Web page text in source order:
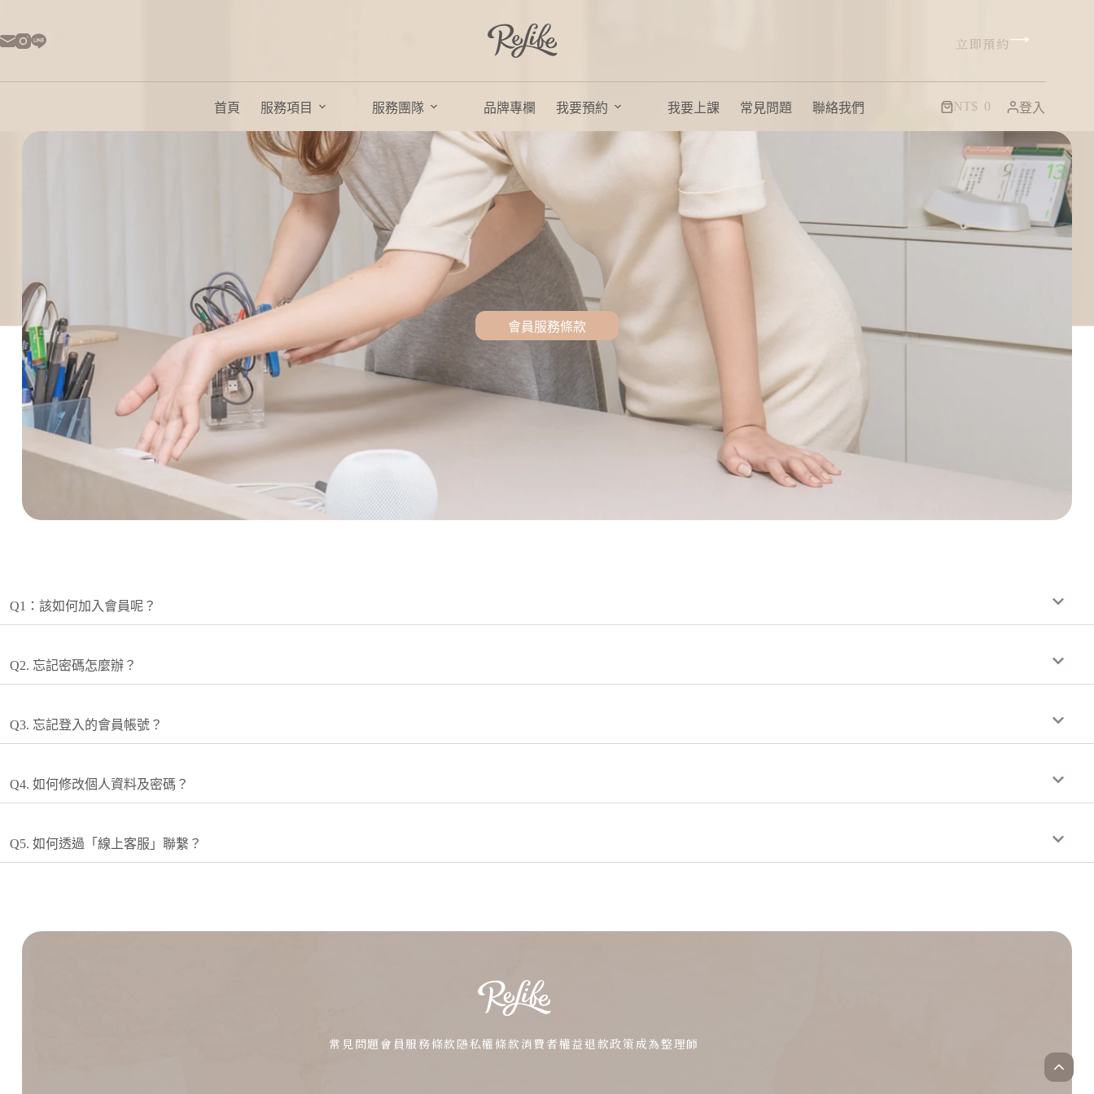
立即預約
首頁 服務項目 服務團隊 品牌專欄 我要預約 我要上課 常見問題 聯絡我們 NT$ 0 登入
會員服務條款
Q1：該如何加入會員呢？
Q2. 忘記密碼怎麼辦？
Q3. 忘記登入的會員帳號？
Q4. 如何修改個人資料及密碼？
Q5. 如何透過「線上客服」聯繫？
常見問題 會員服務條款 隱私權條款 消費者權益 退款政策 成為整理師